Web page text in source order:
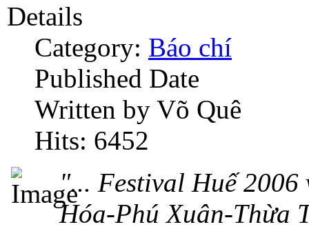
Details
Category: Báo chí
Published Date
Written by Võ Quê
Hits: 6452
"... Festival Huế 2006
Hóa-Phú Xuân-Thừa